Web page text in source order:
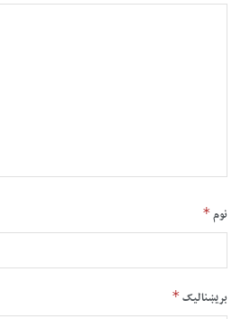
نوم*
بریښنالیک*